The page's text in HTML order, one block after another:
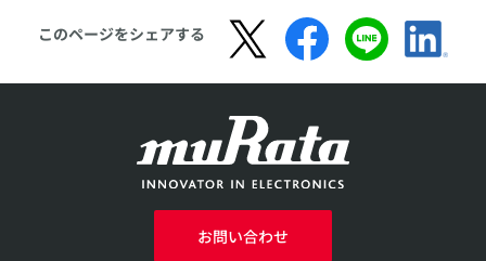
このページをシェアする
お問い合わせ